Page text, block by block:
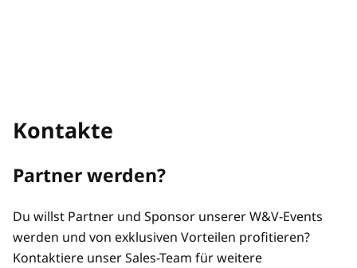
Kontakte
Partner werden?
Du willst Partner und Sponsor unserer W&V-Events
werden und von exklusiven Vorteilen profitieren?
Kontaktiere unser Sales-Team für weitere